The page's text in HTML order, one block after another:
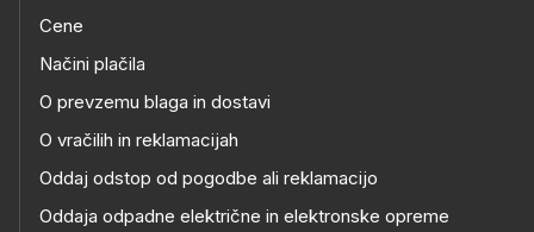
Cene
Načini plačila
O prevzemu blaga in dostavi
O vračilih in reklamacijah
Oddaj odstop od pogodbe ali reklamacijo
Oddaja odpadne električne in elektronske opreme